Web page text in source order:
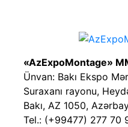
«AzExpoMontage»
Ünvan: Bakı Ekspo
Suraxanı rayonu,
Bakı, AZ 1050,
Tel.: (+99477) 277 70